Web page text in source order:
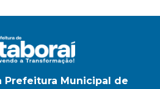
Prefeitura Municipal de